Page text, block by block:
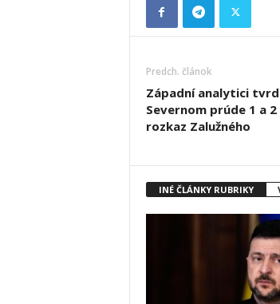
Predch. článok
Západní analytici
Severnom prúde 1 a
rozkaz Zalužného
INÉ ČLÁNKY RUBRIKY